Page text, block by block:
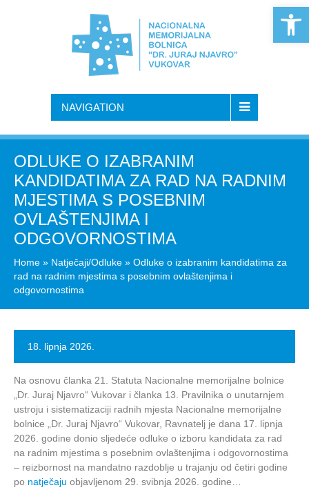
NAVIGATION
ODLUKE O IZABRANIM
KANDIDATIMA ZA RAD NA RADNIM
MJESTIMA S POSEBNIM
OVLAŠTENJIMA I
ODGOVORNOSTIMA
Home » Natječaji/Odluke » Odluke o izabranim kandidatima za
rad na radnim mjestima s posebnim ovlaštenjima i
odgovornostima
18. lipnja 2026.
Na osnovu članka 21. Statuta Nacionalne memorijalne bolnice
„Dr. Juraj Njavro“ Vukovar i članka 13. Pravilnika o unutarnjem
ustroju i sistematizaciji radnih mjesta Nacionalne memorijalne
bolnice „Dr. Juraj Njavro“ Vukovar, Ravnatelj je dana 17. lipnja
2026. godine donio sljedeće odluke o izboru kandidata za rad
na radnim mjestima s posebnim ovlaštenjima i odgovornostima
– reizbornost na mandatno razdoblje u trajanju od četiri godine
po natječaju objavljenom 29. svibnja 2026. godine…